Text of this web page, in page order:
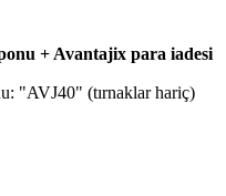
+ Avantajix para iadesi
"AVJ40" (tırnaklar hariç)